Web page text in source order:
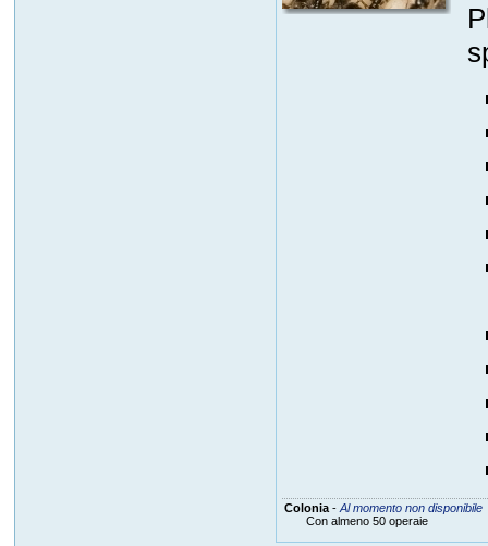
Colonia- Al momento non disponibile
Con almeno 50 operaie